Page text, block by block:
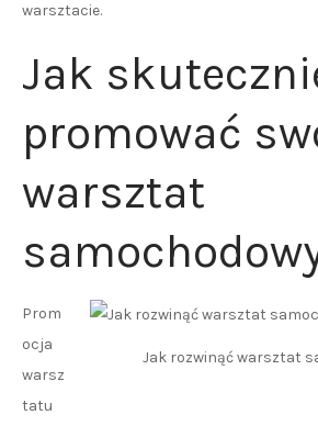
warsztacie.
Jak
promować
warsztat
Jak rozwinąć warsztat
Prom
ocja
warsz
tatu